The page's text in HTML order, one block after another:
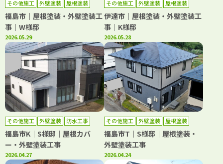
その他施工 外壁塗装 屋根塗装
福島市｜屋根塗装・外壁塗装工
事｜W様邸
2026.05.29
その他施工 外壁塗装
屋根塗装
防水工事
伊達市｜屋根塗装・外壁塗装工
事｜K様邸
2026.05.28
その他施工 外壁塗装 防水工事
福島市K｜S様邸｜屋根カバ
ー・外壁塗装工事
2026.04.27
その他施工 外壁塗装 屋根塗装
福島市T｜S様邸｜屋根塗装・
外壁塗装工事
2026.04.24